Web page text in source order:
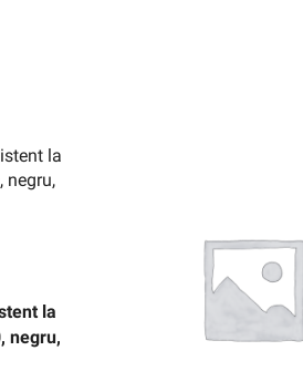
la
negru,